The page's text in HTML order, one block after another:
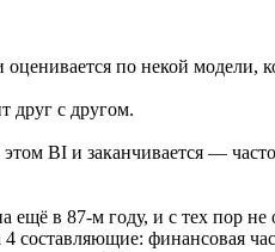
по некой модели,
друг с другом.
BI и заканчивается —
в 87-м году, и с тех пор
финансовая